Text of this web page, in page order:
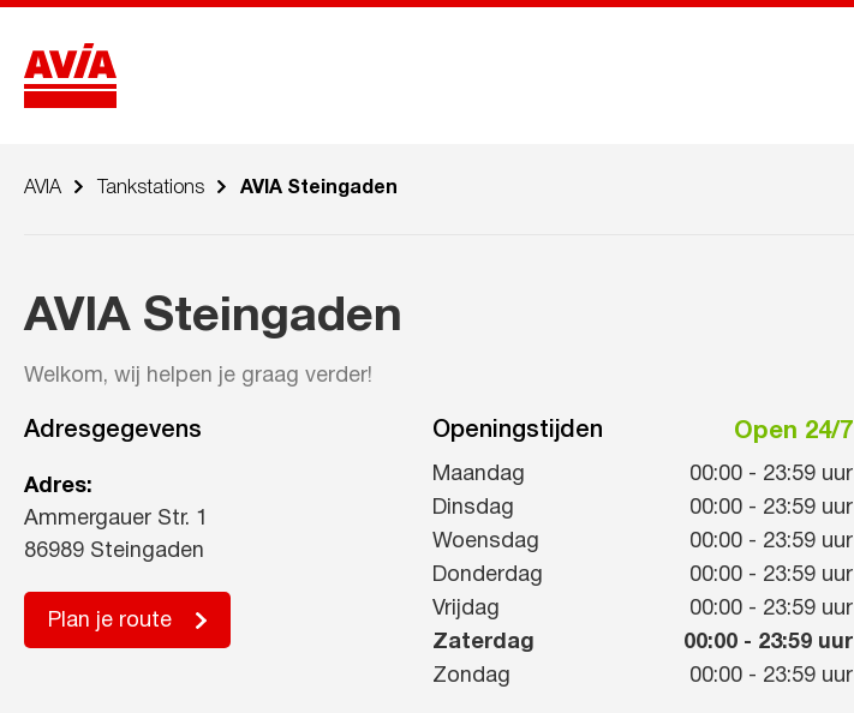
AVIA Tankstations AVIA Steingaden
AVIA Steingaden
Welkom, wij helpen je graag verder!
Adresgegevens
Adres:
Ammergauer Str. 1
86989 Steingaden
Plan je route
Openingstijden Open 24/7
Maandag 00:00 - 23:59 uur
Dinsdag
00:00 - 23:59 uur
Woensdag
00:00 - 23:59 uur
Donderdag
00:00 - 23:59 uur
Vrijdag
00:00 - 23:59 uur
Zaterdag
00:00 - 23:59 uur
Zondag
00:00 - 23:59 uur